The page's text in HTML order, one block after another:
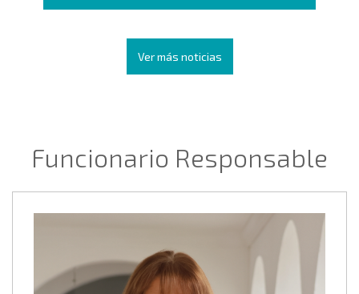
Ver más noticias
Funcionario Responsable